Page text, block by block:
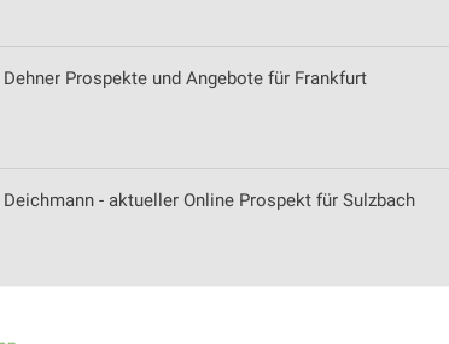
Dehner Prospekte und Angebote für Frankfurt
Deichmann - aktueller Online Prospekt für Sulzbach